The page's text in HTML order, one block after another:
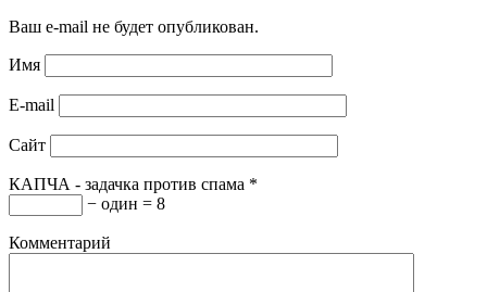
Ваш e-mail не будет опубликован.
Имя
E-mail
Сайт
КАПЧА - задачка против спама *
− один = 8
Комментарий